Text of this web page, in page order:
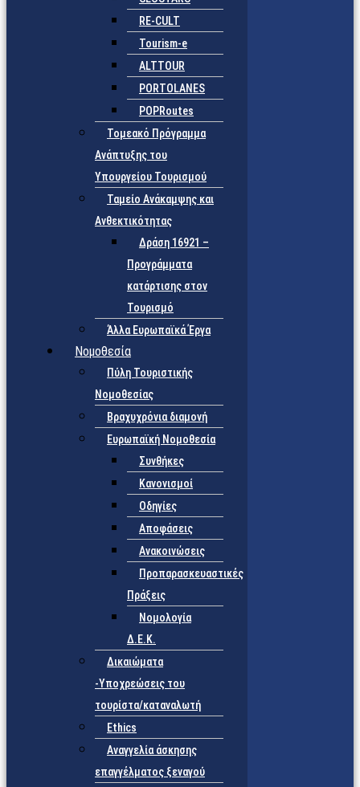
RE-CULT
Tourism-e
ALTTOUR
PORTOLANES
POPRoutes
Τομεακό Πρόγραμμα
Ανάπτυξης του
Υπουργείου Τουρισμού
Ταμείο Ανάκαμψης και
Ανθεκτικότητας
Δράση 16921 –
Προγράμματα
κατάρτισης στον
Τουρισμό
Άλλα Ευρωπαϊκά Έργα
Νομοθεσία
Πύλη Τουριστικής
Νομοθεσίας
Βραχυχρόνια διαμονή
Ευρωπαϊκή Νομοθεσία
Συνθήκες
Κανονισμοί
Οδηγίες
Αποφάσεις
Ανακοινώσεις
Προπαρασκευαστικές
Πράξεις
Νομολογία
Δ.Ε.Κ.
Δικαιώματα
-Υποχρεώσεις του
τουρίστα/καταναλωτή
Ethics
Αναγγελία άσκησης
επαγγέλματος ξεναγού